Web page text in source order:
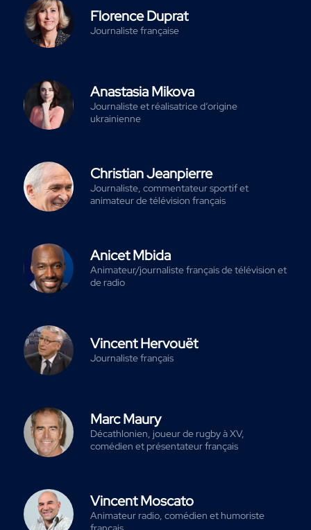
Florence Duprat
Journaliste française
Anastasia Mikova
Journaliste et réalisatrice d‘origine
ukrainienne
Christian Jeanpierre
Journaliste, commentateur sportif et
animateur de télévision français
Anicet Mbida
Animateur/journaliste français de télévision et
de radio
Vincent Hervouët
Journaliste français
Marc Maury
Décathlonien, joueur de rugby à XV,
comédien et présentateur français
Vincent Moscato
Animateur radio, comédien et humoriste